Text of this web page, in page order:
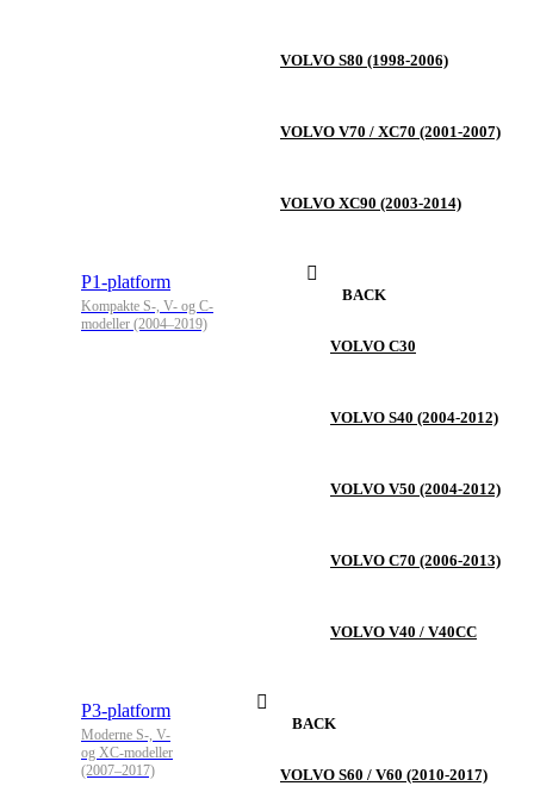
VOLVO S80 (1998-2006)
VOLVO V70 / XC70 (2001-2007)
VOLVO XC90 (2003-2014)
P1-platform
Kompakte S-, V- og C-
modeller (2004–2019)
BACK
VOLVO C30
VOLVO S40 (2004-2012)
VOLVO V50 (2004-2012)
VOLVO C70 (2006-2013)
VOLVO V40 / V40CC
P3-platform
Moderne S-, V-
og XC-modeller
(2007–2017)
BACK
VOLVO S60 / V60 (2010-2017)